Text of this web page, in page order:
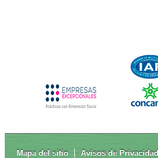
Mapa del sitio Avisos de Privacidad